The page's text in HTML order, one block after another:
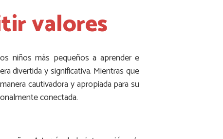
valores
niños más pequeños a aprender e
divertida y significativa. Mientras que
cautivadora y apropiada para su
conectada.